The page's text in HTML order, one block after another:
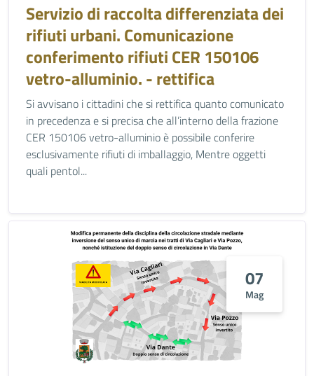
Servizio di raccolta differenziata dei
rifiuti urbani. Comunicazione
conferimento rifiuti CER 150106
vetro-alluminio. - rettifica
Si avvisano i cittadini che si rettifica quanto comunicato
in precedenza e si precisa che all’interno della frazione
CER 150106 vetro-alluminio è possibile conferire
esclusivamente rifiuti di imballaggio, Mentre oggetti
quali pentol...
07
Mag